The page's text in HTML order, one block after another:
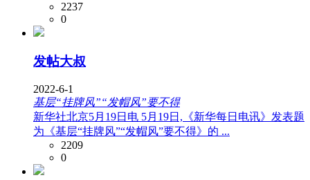
2237
0
发帖大叔
2022-6-1
基层“挂牌风”“发帽风”要不得
新华社北京5月19日电 5月19日,《新华每日电讯》发表题
为《基层“挂牌风”“发帽风”要不得》的 ...
2209
0